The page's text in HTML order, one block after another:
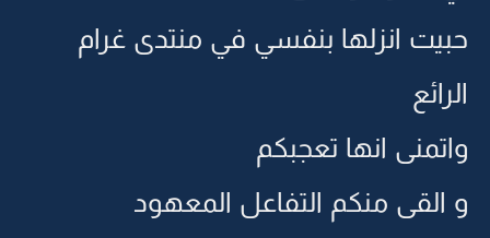
حبيت انزلها بنفسي في منتدى غرام
الرائع
واتمنى انها تعجبكم
و القى منكم التفاعل المعهود